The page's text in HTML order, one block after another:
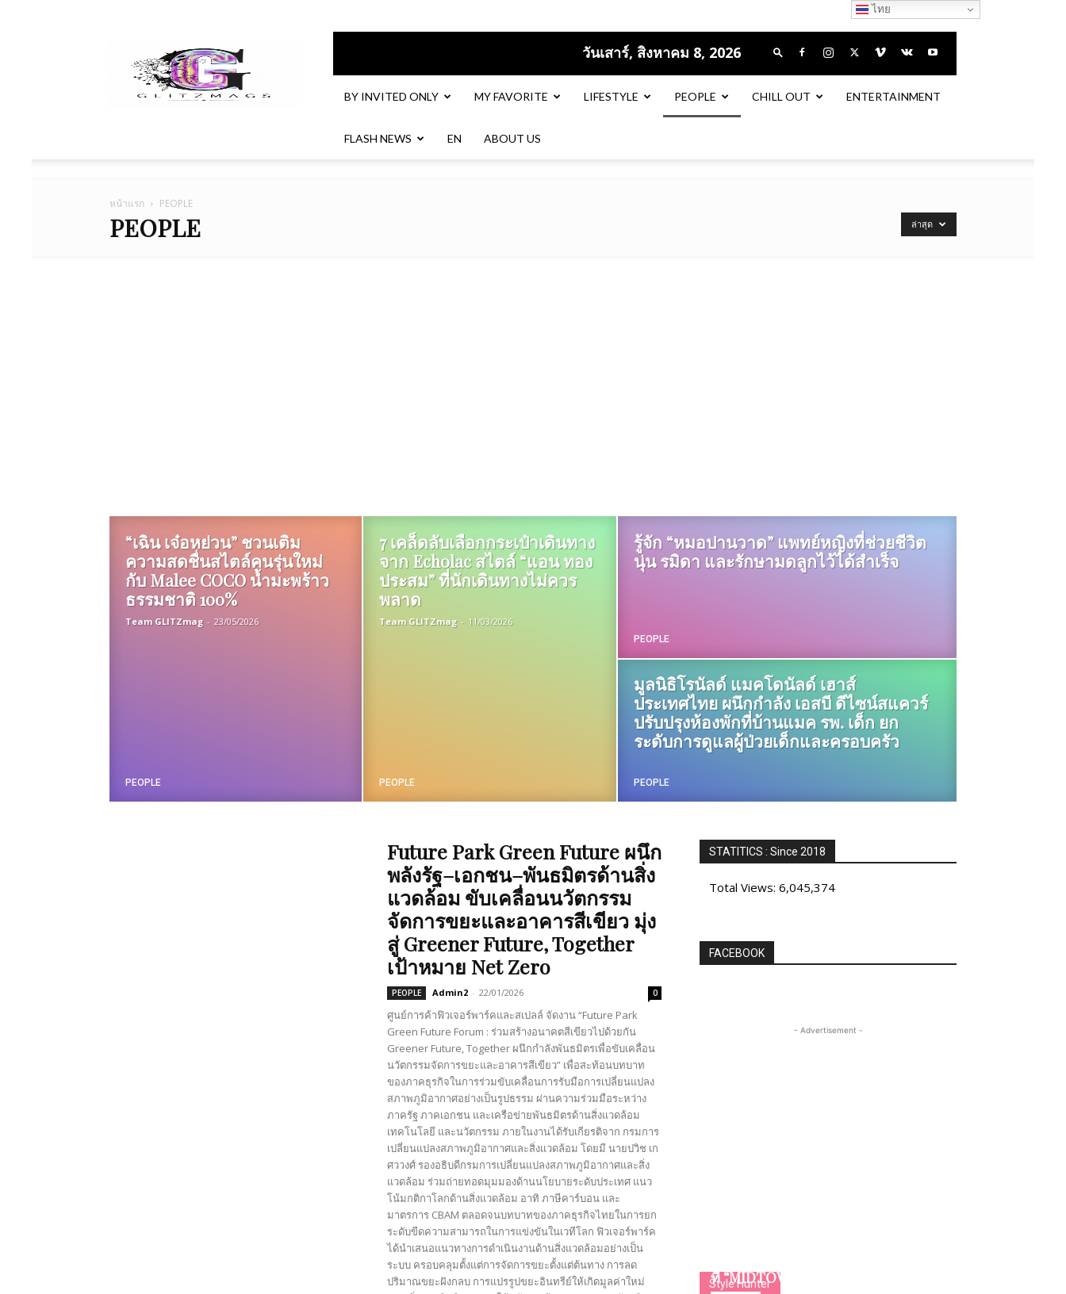
วันเสาร์, สิงหาคม 8, 2026
BY INVITED ONLY MY FAVORITE LIFESTYLE PEOPLE CHILL OUT ENTERTAINMENT
FLASH NEWS EN​ ABOUT US
หน้าแรก PEOPLE
PEOPLE ล่าสุด
PEOPLE
“เฉิน เจ๋อหย่วน” ชวนเติม
ความสดชื่นสไตล์คนรุ่นใหม่
กับ Malee COCO น้ำมะพร้าว
ธรรมชาติ 100%
Team GLITZmag - 23/05/2026
PEOPLE
7 เคล็ดลับเลือกกระเป๋าเดินทาง
จาก Echolac สไตล์ “แอน ทอง
ประสม” ที่นักเดินทางไม่ควร
พลาด
Team GLITZmag - 11/03/2026
PEOPLE
รู้จัก “หมอปานวาด” แพทย์หญิงที่ช่วยชีวิต
นุ่น รมิดา และรักษามดลูกไว้ได้สำเร็จ
PEOPLE
มูลนิธิโรนัลด์ แมคโดนัลด์ เฮาส์
ประเทศไทย ผนึกกำลัง เอสบี ดีไซน์สแควร์
ปรับปรุงห้องพักที่บ้านแมค รพ. เด็ก ยก
ระดับการดูแลผู้ป่วยเด็กและครอบครัว
Future Park Green Future ผนึก
พลังรัฐ–เอกชน–พันธมิตรด้านสิ่ง
แวดล้อม ขับเคลื่อนนวัตกรรม
จัดการขยะและอาคารสีเขียว มุ่ง
สู่ Greener Future, Together
เป้าหมาย Net Zero
PEOPLE Admin2 - 22/01/2026 0
ศูนย์การค้าฟิวเจอร์พาร์คและสเปลล์ จัดงาน “Future Park
Green Future Forum : ร่วมสร้างอนาคตสีเขียวไปด้วยกัน
Greener Future, Together ผนึกกำลังพันธมิตรเพื่อขับเคลื่อน
นวัตกรรมจัดการขยะและอาคารสีเขียว” เพื่อสะท้อนบทบาท
ของภาคธุรกิจในการร่วมขับเคลื่อนการรับมือการเปลี่ยนแปลง
สภาพภูมิอากาศอย่างเป็นรูปธรรม ผ่านความร่วมมือระหว่าง
ภาครัฐ ภาคเอกชน และเครือข่ายพันธมิตรด้านสิ่งแวดล้อม
เทคโนโลยี และนวัตกรรม ภายในงานได้รับเกียรติจาก กรมการ
เปลี่ยนแปลงสภาพภูมิอากาศและสิ่งแวดล้อม โดยมี นายปวิช เก
ศววงศ์ รองอธิบดีกรมการเปลี่ยนแปลงสภาพภูมิอากาศและสิ่ง
แวดล้อม ร่วมถ่ายทอดมุมมองด้านนโยบายระดับประเทศ แนว
โน้มกติกาโลกด้านสิ่งแวดล้อม อาทิ ภาษีคาร์บอน และ
มาตรการ CBAM ตลอดจนบทบาทของภาคธุรกิจไทยในการยก
ระดับขีดความสามารถในการแข่งขันในเวทีโลก ฟิวเจอร์พาร์ค
ได้นำเสนอแนวทางการดำเนินงานด้านสิ่งแวดล้อมอย่างเป็น
ระบบ ครอบคลุมตั้งแต่การจัดการขยะตั้งแต่ต้นทาง การลด
ปริมาณขยะฝังกลบ การแปรรูปขยะอินทรีย์ให้เกิดมูลค่าใหม่
STATITICS : Since 2018
Total Views: 6,045,374
FACEBOOK
- Advertisement -
Style Hunter
ที่ “MIDTOWN THAI”
ไทย